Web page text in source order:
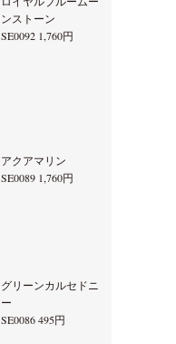
ンストーン
SE0092 1,760円
アクアマリン
SE0089 1,760円
グリーンカルセドニ
ー
SE0086 495円